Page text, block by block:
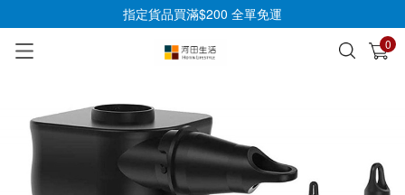
指定貨品買滿$200 全單免運
0
已加入購物車 查看